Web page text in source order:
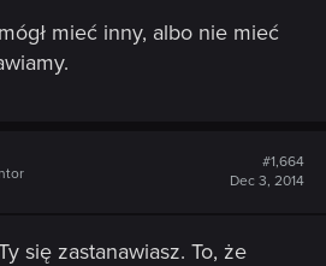
mieć inny, albo nie mieć
#1,664
Dec 3, 2014
się zastanawiasz. To, że